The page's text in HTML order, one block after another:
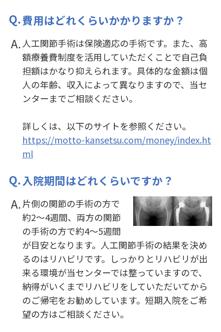
費用はどれくらいかかりますか？
人工関節手術は保険適応の手術です。また、高
額療養費制度を活用していただくことで自己負
担額はかなり抑えられます。具体的な金額は個
人の年齢、収入によって異なりますので、当セ
ンターまでご相談ください。
詳しくは、以下のサイトを参照ください。
https://motto-kansetsu.com/money/index.ht
ml
入院期間はどれくらいですか？
片側の関節の手術の方で
約2～4週間、両方の関節
の手術の方で約4～5週間
が目安となります。人工関節手術の結果を決め
るのはリハビリです。しっかりとリハビリが出
来る環境が当センターでは整っていますので、
納得がいくまでリハビリをしていただいてから
のご帰宅をお勧めしています。短期入院をご希
望の方はご相談ください。